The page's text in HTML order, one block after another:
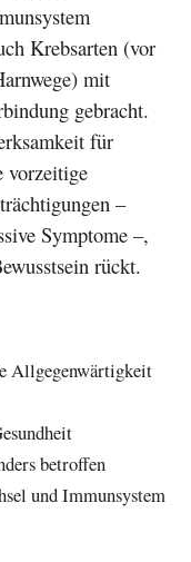
Krebsarten (vor
mit
gebracht.
für
vorzeitige
–
Symptome –,
rückt.
Allgegenwärtigkeit
betroffen
und Immunsystem